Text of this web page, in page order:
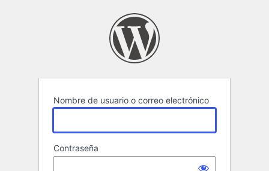
Nombre de usuario o correo electrónico
Contraseña